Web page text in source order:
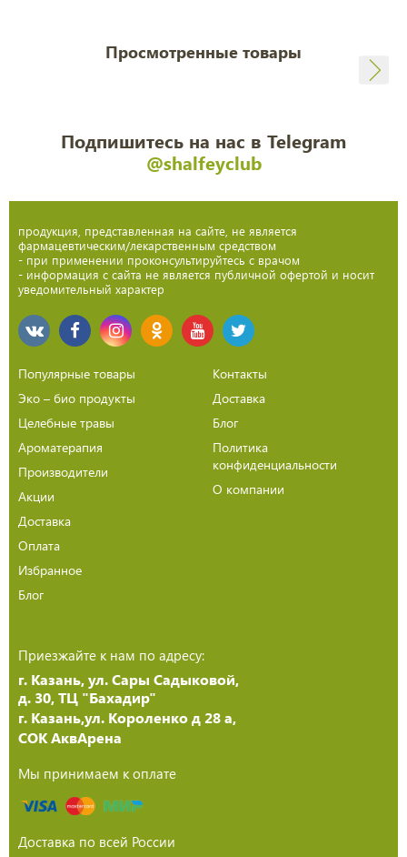
Просмотренные товары
Подпишитесь на нас в Telegram
@shalfeyclub
продукция, представленная на сайте, не является
фармацевтическим/лекарственным средством
- при применении проконсультируйтесь с врачом
- информация с сайта не является публичной офертой и носит
уведомительный характер
Популярные товары
Эко – био продукты
Целебные травы
Ароматерапия
Производители
Акции
Доставка
Оплата
Избранное
Блог
Контакты
Доставка
Блог
Политика
конфиденциальности
О компании
Приезжайте к нам по адресу:
г. Казань, ул. Сары Садыковой,
д. 30, ТЦ "Бахадир"
г. Казань,ул. Короленко д 28 а,
СОК АквАрена
Мы принимаем к оплате
Доставка по всей России